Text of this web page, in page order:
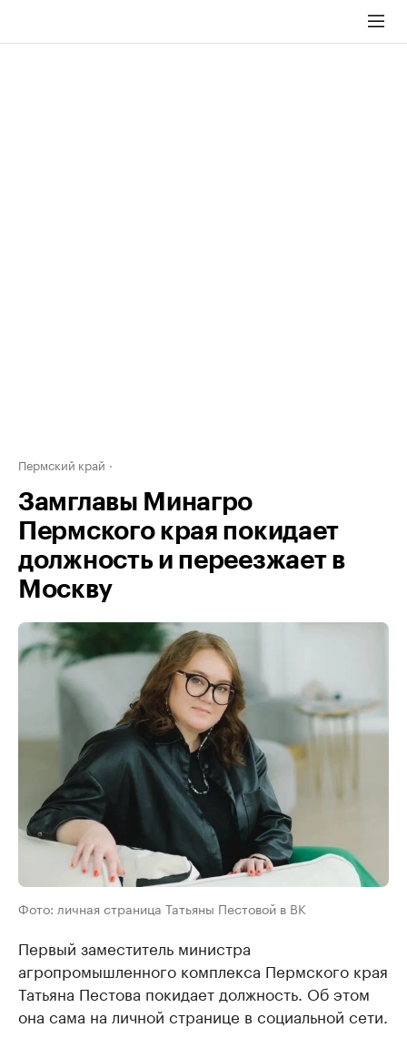
Пермский край
Замглавы Минагро
Пермского края покидает
должность и переезжает в
Москву
Фото: личная страница Татьяны Пестовой в ВК
Первый заместитель министра
агропромышленного комплекса Пермского края
Татьяна Пестова покидает должность. Об этом
она сама на личной странице в социальной сети.